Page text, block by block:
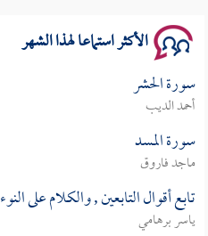
الأكثر استماعا لهذا الشهر
سورة الحشر
أحمد الديب
سورة المسد
ماجد فاروق
تابع أقوال التابعين , والكلام على النوء
ياسر برهامي